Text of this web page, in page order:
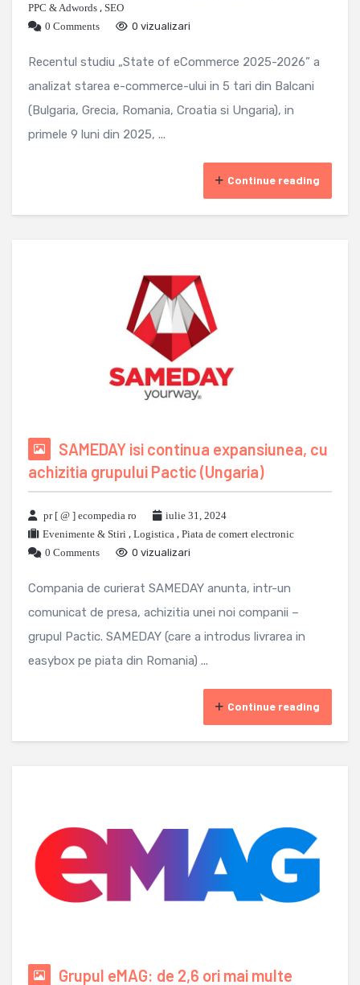
PPC & Adwords , SEO
0 Comments
0 vizualizari
Recentul studiu „State of eCommerce 2025-2026” a
analizat starea e-commerce-ului in 5 tari din Balcani
(Bulgaria, Grecia, Romania, Croatia si Ungaria), in
primele 9 luni din 2025, ...
Continue reading
SAMEDAY isi continua expansiunea, cu
achizitia grupului Pactic (Ungaria)
pr [ @ ] ecompedia ro
iulie 31, 2024
Evenimente & Stiri , Logistica , Piata de comert electronic
0 Comments
0 vizualizari
Compania de curierat SAMEDAY anunta, intr-un
comunicat de presa, achizitia unei noi companii –
grupul Pactic. SAMEDAY (care a introdus livrarea in
easybox pe piata din Romania) ...
Continue reading
Grupul eMAG: de 2,6 ori mai multe